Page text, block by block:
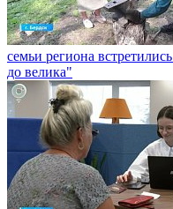
семьи региона
до велика"